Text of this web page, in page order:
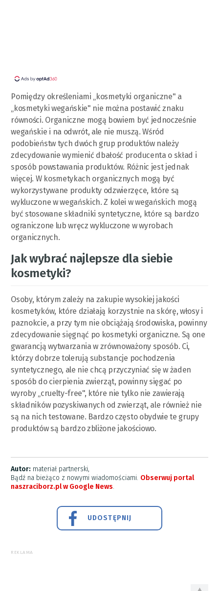
Pomiędzy określeniami „kosmetyki organiczne" a
„kosmetyki wegańskie" nie można postawić znaku
równości. Organiczne mogą bowiem być jednocześnie
wegańskie i na odwrót, ale nie muszą. Wśród
podobieństw tych dwóch grup produktów należy
zdecydowanie wymienić dbałość producenta o skład i
sposób powstawania produktów. Różnic jest jednak
więcej. W kosmetykach organicznych mogą być
wykorzystywane produkty odzwierzęce, które są
wykluczone w wegańskich. Z kolei w wegańskich mogą
być stosowane składniki syntetyczne, które są bardzo
ograniczone lub wręcz wykluczone w wyrobach
organicznych.
Jak wybrać najlepsze dla siebie
kosmetyki?
Osoby, którym zależy na zakupie wysokiej jakości
kosmetyków, które działają korzystnie na skórę, włosy i
paznokcie, a przy tym nie obciążają środowiska, powinny
zdecydowanie sięgnąć po kosmetyki organiczne. Są one
gwarancją wytwarzania w zrównoważony sposób. Ci,
którzy dobrze tolerują substancje pochodzenia
syntetycznego, ale nie chcą przyczyniać się w żaden
sposób do cierpienia zwierząt, powinny sięgać po
wyroby „cruelty-free", które nie tylko nie zawierają
składników pozyskiwanych od zwierząt, ale również nie
są na nich testowane. Bardzo często obydwie te grupy
produktów są bardzo zbliżone jakościowo.
Autor: materiał partnerski,
Bądź na bieżąco z nowymi wiadomościami. Obserwuj portal
naszraciborz.pl w Google News.
UDOSTĘPNIJ
REKLAMA